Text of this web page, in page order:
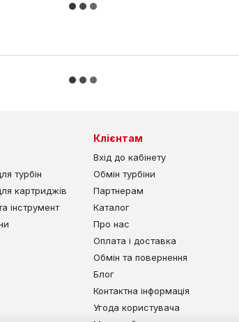
турбін
картриджів
інструмент
Клієнтам
Вхід до кабінету
Обмін турбіни
Партнерам
Каталог
Про нас
Оплата і доставка
Обмін та повернення
Блог
Контактна інформація
Угода користувача